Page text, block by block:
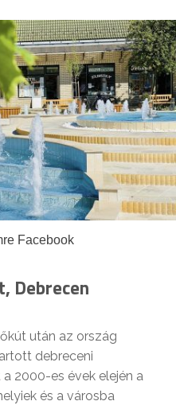
Facebook
Debrecen
után az ország
debreceni
2000-es évek elején a
és a városba